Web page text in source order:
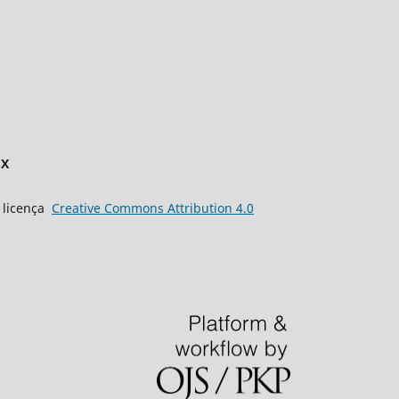
Creative Commons Attribution 4.0